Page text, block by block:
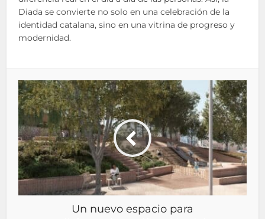
Diada se convierte no solo en una celebración de la
identidad catalana, sino en una vitrina de progreso y
modernidad.
Un nuevo espacio para